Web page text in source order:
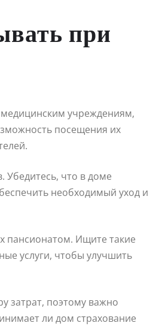
при
учреждениям,
посещения их
Убедитесь, что в доме
необходимый уход и
пансионатом. Ищите такие
услуги, чтобы улучшить
затрат, поэтому важно
ли дом страхование